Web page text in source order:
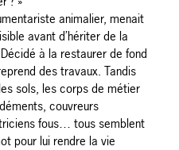
animalier, menait
avant d’hériter de la
à la restaurer de fond
des travaux. Tandis
les sols, les corps de métier
couvreurs
fous… tous semblent
pour lui rendre la vie